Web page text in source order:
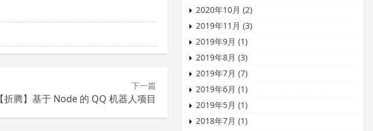
下一篇
【折腾】基于 Node 的 QQ 机器人项目
2020年10月 (2)
2019年11月 (3)
2019年9月 (1)
2019年8月 (3)
2019年7月 (7)
2019年6月 (1)
2019年5月 (1)
2018年7月 (1)